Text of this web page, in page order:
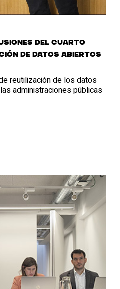
del cuarto
de datos abiertos
reutilización de los datos
administraciones públicas